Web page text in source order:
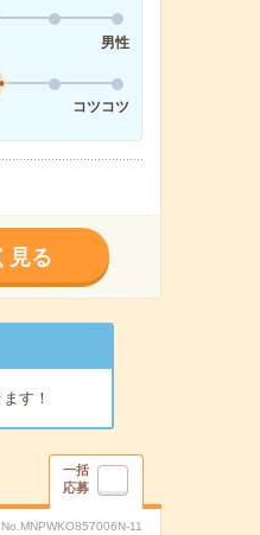
男性
コツコツ
見る
す！
一括
応募
No.MNPWKO857006N-11